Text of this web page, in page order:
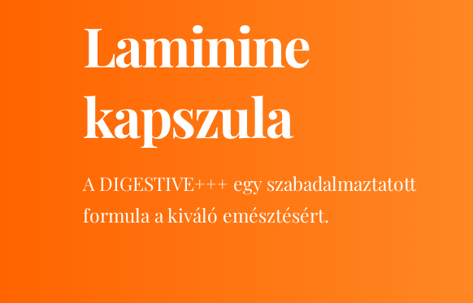
Laminine
kapszula
A DIGESTIVE+++ egy szabadalmaztatott
formula a kiváló emésztésért.